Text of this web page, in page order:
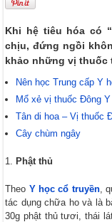
Khi hệ tiêu hóa có
chịu, đứng ngồi
khảo những vị thuốc
Nên học Trung cấp Y
Mổ xẻ vị thuốc Đông
Tân di hoa – Vị thuốc
Cây chùm ngây
Phật thủ
Theo Y học cổ truyền,
tác dụng chữa ho và là
30g phật thủ tươi, thái